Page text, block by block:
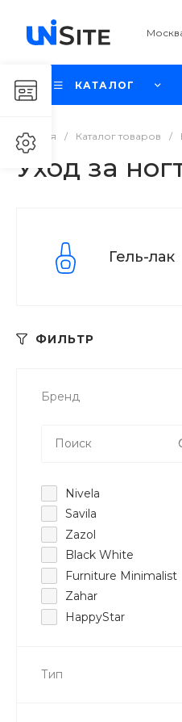
КАТАЛОГ
Главная / Каталог товаров /
Уход за
Гель-лак
ФИЛЬТР
Бренд
Nivela
Savila
Zazol
Black White
Furniture Minimalist
Zahar
HappyStar
Тип